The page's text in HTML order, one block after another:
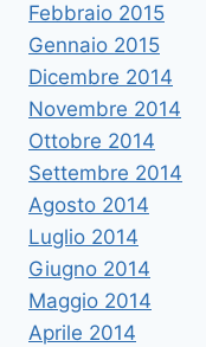
Febbraio 2015
Gennaio 2015
Dicembre 2014
Novembre 2014
Ottobre 2014
Settembre 2014
Agosto 2014
Luglio 2014
Giugno 2014
Maggio 2014
Aprile 2014